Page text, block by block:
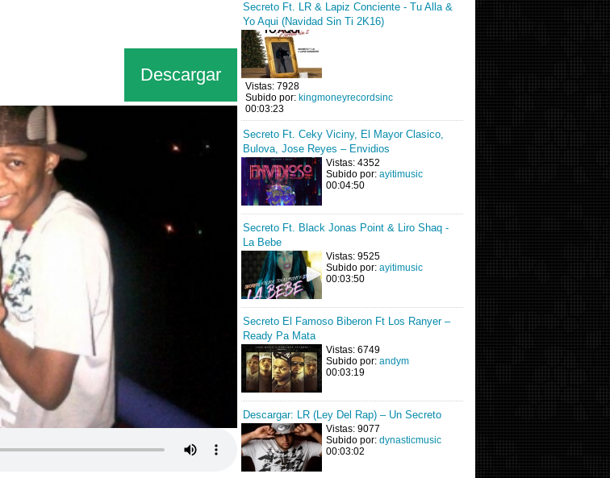
Descargar
Secreto Ft. LR & Lapiz Conciente - Tu Alla &
Yo Aqui (Navidad Sin Ti 2K16)
Vistas: 7928
Subido por: kingmoneyrecordsinc
00:03:23
Secreto Ft. Ceky Viciny, El Mayor Clasico,
Bulova, Jose Reyes – Envidios
Vistas: 4352
Subido por: ayitimusic
00:04:50
Secreto Ft. Black Jonas Point & Liro Shaq -
La Bebe
Vistas: 9525
Subido por: ayitimusic
00:03:50
Secreto El Famoso Biberon Ft Los Ranyer –
Ready Pa Mata
Vistas: 6749
Subido por: andym
00:03:19
Descargar: LR (Ley Del Rap) – Un Secreto
Vistas: 9077
Subido por: dynasticmusic
00:03:02